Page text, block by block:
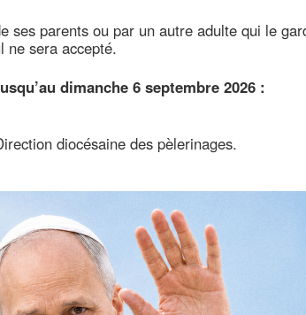
ses parents ou par un autre adulte qui le
ne sera accepté.
dimanche 6 septembre 2026 :
diocésaine des pèlerinages.